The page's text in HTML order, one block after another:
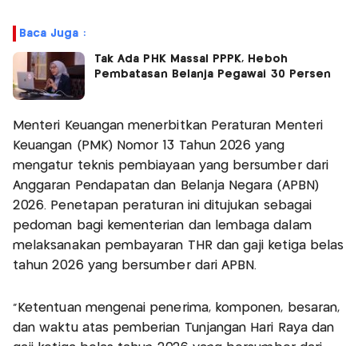
Baca Juga :
Tak Ada PHK Massal PPPK, Heboh
Pembatasan Belanja Pegawai 30 Persen
Menteri Keuangan menerbitkan Peraturan Menteri
Keuangan (PMK) Nomor 13 Tahun 2026 yang
mengatur teknis pembiayaan yang bersumber dari
Anggaran Pendapatan dan Belanja Negara (APBN)
2026. Penetapan peraturan ini ditujukan sebagai
pedoman bagi kementerian dan lembaga dalam
melaksanakan pembayaran THR dan gaji ketiga belas
tahun 2026 yang bersumber dari APBN.
“Ketentuan mengenai penerima, komponen, besaran,
dan waktu atas pemberian Tunjangan Hari Raya dan